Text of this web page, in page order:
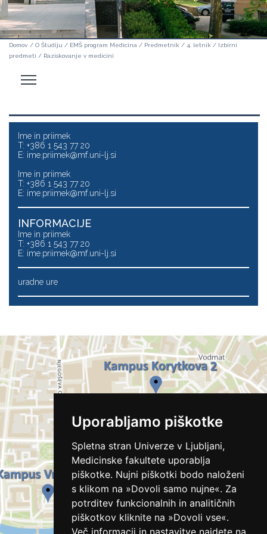
Uporabljamo piškotke
Spletna stran Univerze v Ljubljani,
Medicinske fakultete uporablja
piškotke. Nujni piškotki bodo naloženi
s klikom na »Dovoli samo nujne«. Za
potrditev funkcionalnih in analitičnih
piškotkov kliknite na »Dovoli vse«.
Več informacij in nastavitve najdete na
Domov / O Študiju / EMŠ program Medicina / Predmetnik / 4. letnik / Izbirni
predmeti / Raziskovanje v medicini
Odpri
stranski
Ime in priimek
T: +386 1 543 77 20
E: ime.priimek@mf.uni-lj.si
Ime in priimek
T: +386 1 543 77 20
E: ime.priimek@mf.uni-lj.si
INFORMACIJE
Ime in priimek
T: +386 1 543 77 20
E: ime.priimek@mf.uni-lj.si
uradne ure